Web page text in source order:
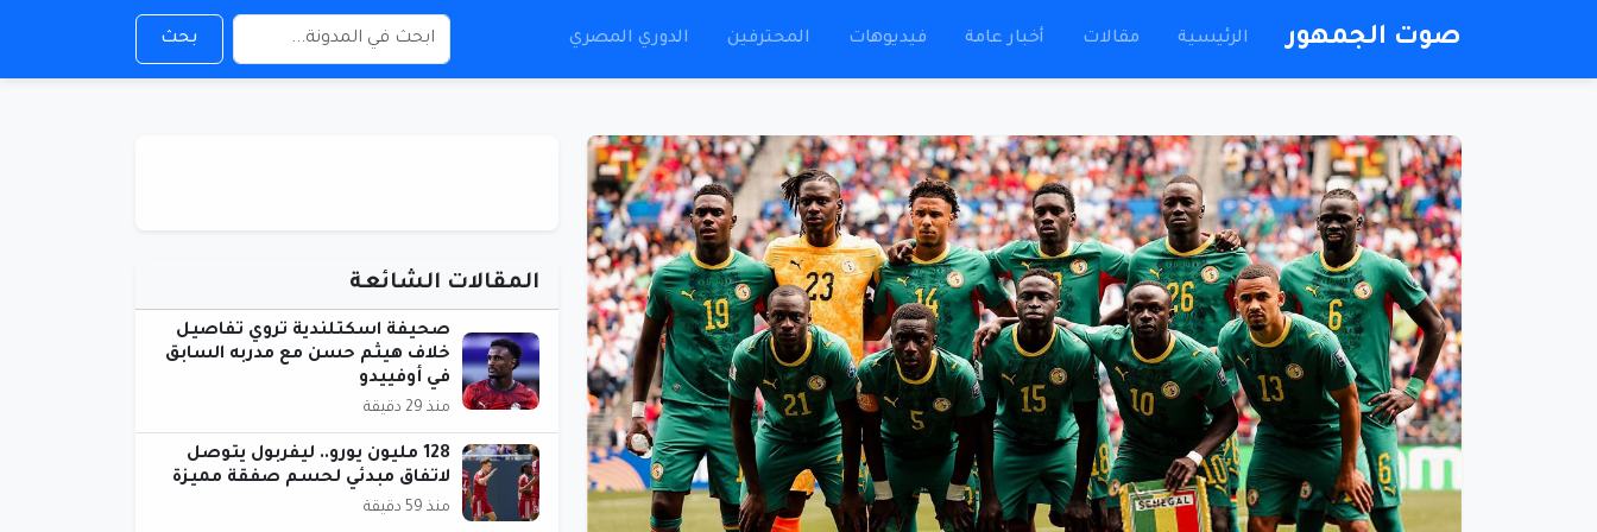
صوت الجمهور الرئيسية مقالات أخبار عامة فيديوهات المحترفين الدوري المصري بحث
المقالات الشائعة
صحيفة اسكتلندية تروي تفاصيل
خلاف هيثم حسن مع مدربه السابق
في أوفييدو
منذ 29 دقيقة
128 مليون يورو.. ليفربول يتوصل
لاتفاق مبدئي لحسم صفقة مميزة
منذ 59 دقيقة